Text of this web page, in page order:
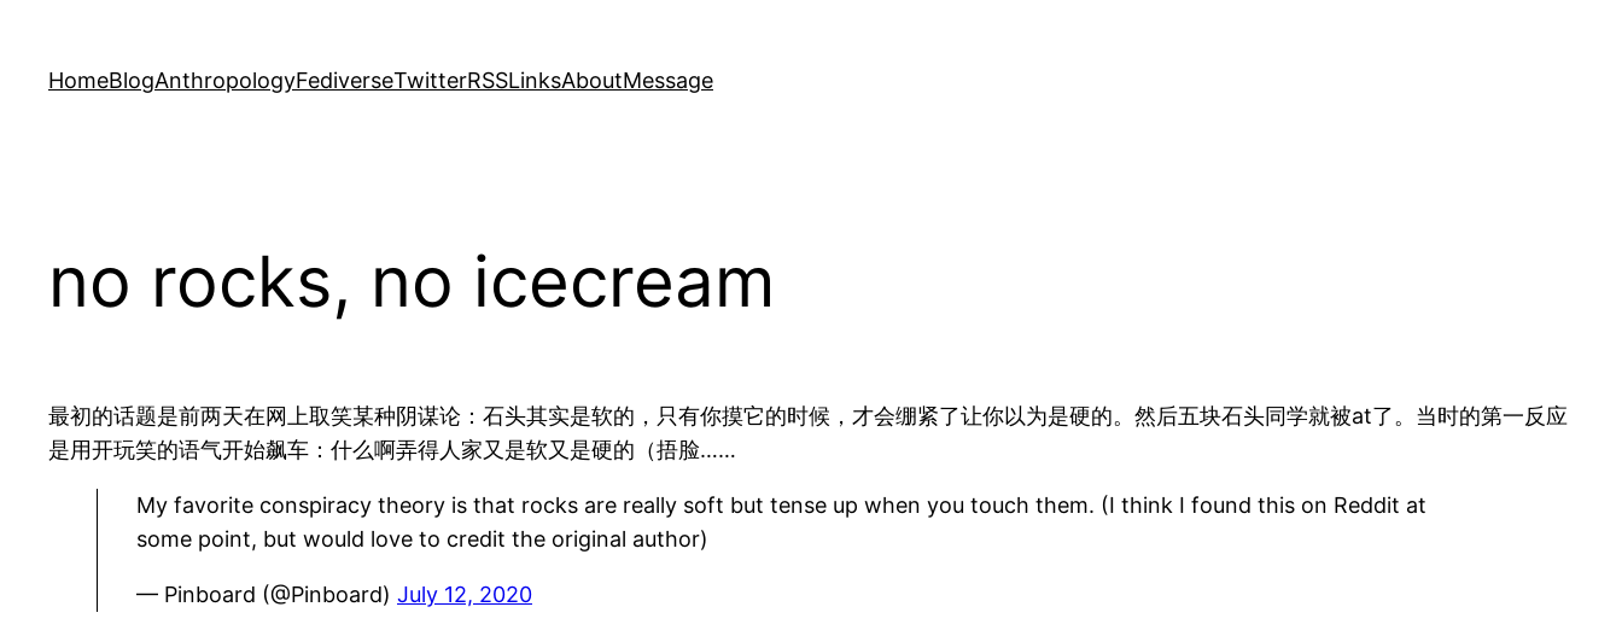
content
HomeBlogAnthropologyFediverseTwitterRSSLinksAboutMessage
no rocks, no icecream
最初的话题是前两天在网上取笑某种阴谋论：石头其实是软的，只有你摸它的时候，才会绷紧了让你以为是硬的。然后五块石头同学就被at了。当时的第一反应
是用开玩笑的语气开始飙车：什么啊弄得人家又是软又是硬的（捂脸……
My favorite conspiracy theory is that rocks are really soft but tense up when you touch them. (I think I found this on Reddit at
some point, but would love to credit the original author)
— Pinboard (@Pinboard) July 12, 2020